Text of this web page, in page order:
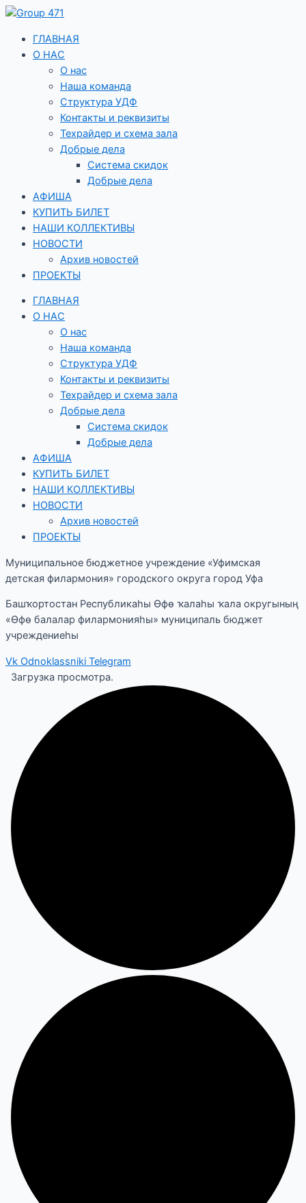
Перейти
содержимому
ГЛАВНАЯ
О НАС
О нас
Наша команда
Структура УДФ
Контакты и реквизиты
Техрайдер и схема зала
Добрые дела
Система скидок
Добрые дела
АФИША
КУПИТЬ БИЛЕТ
НАШИ КОЛЛЕКТИВЫ
НОВОСТИ
Архив новостей
ПРОЕКТЫ
ГЛАВНАЯ
О НАС
О нас
Наша команда
Структура УДФ
Контакты и реквизиты
Техрайдер и схема зала
Добрые дела
Система скидок
Добрые дела
АФИША
КУПИТЬ БИЛЕТ
НАШИ КОЛЛЕКТИВЫ
НОВОСТИ
Архив новостей
ПРОЕКТЫ
Муниципальное бюджетное учреждение «Уфимская
детская филармония» городского округа город Уфа
Башҡортостан Республикаһы Өфө ҡалаһы ҡала округының
«Өфө балалар филармонияһы» муниципаль бюджет
учреждениеһы
Vk Odnoklassniki Telegram
Загрузка просмотра.